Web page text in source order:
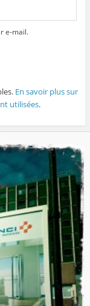
e-mail.
En savoir plus sur
utilisées.